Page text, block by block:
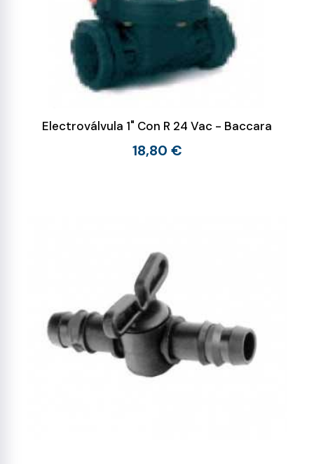
Electroválvula 1" Con R 24 Vac - Baccara
18,80 €